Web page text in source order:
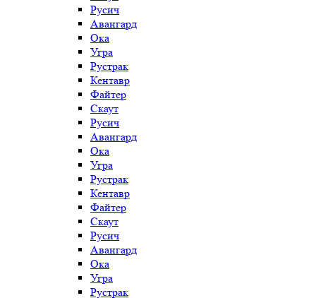
Русич
Авангард
Ока
Угра
Рустрак
Кентавр
Файтер
Скаут
Русич
Авангард
Ока
Угра
Рустрак
Кентавр
Файтер
Скаут
Русич
Авангард
Ока
Угра
Рустрак